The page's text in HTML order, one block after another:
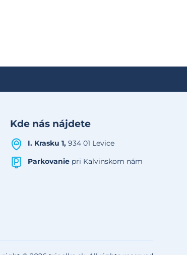
Kde nás nájdete
I. Krasku 1, 934 01 Levice
Parkovanie pri Kalvinskom nám